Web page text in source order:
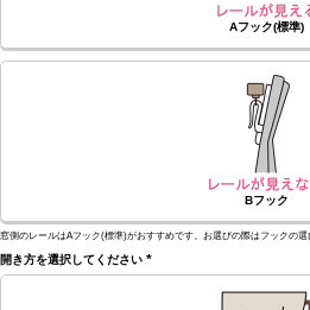
Aフック(標準)
Bフック
窓側のレールはAフック(標準)がおすすめです。お選びの際はフックの選
開き方を選択してください
(必